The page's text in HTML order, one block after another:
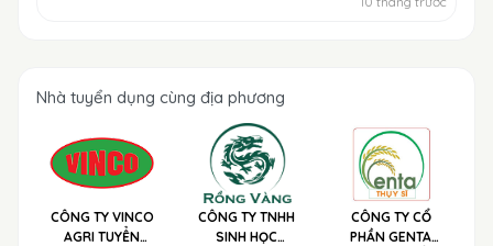
Nhà tuyển dụng cùng địa phương
CÔNG TY VINCO
AGRI TUYỂN
CÔNG TY TNHH
SINH HỌC
CÔNG TY CỔ
PHẦN GENTA